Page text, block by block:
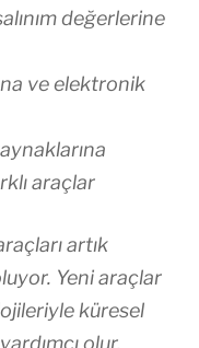
değerlerine
ve elektronik
araçlar
artık
Yeni araçlar
küresel
olur.